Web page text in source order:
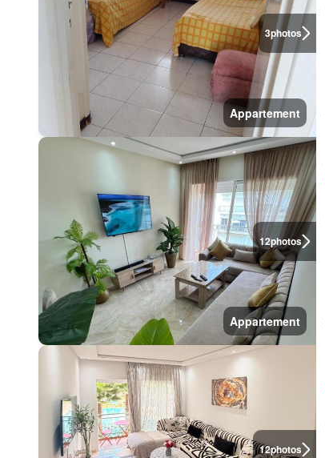
3photos
Appartement
12photos
Appartement
12photos